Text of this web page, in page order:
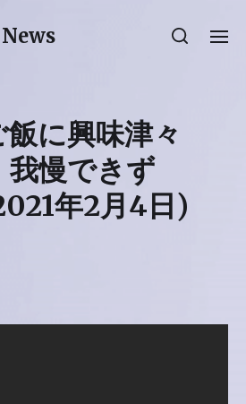
飯に興味津々
慢できず
年2月4日)